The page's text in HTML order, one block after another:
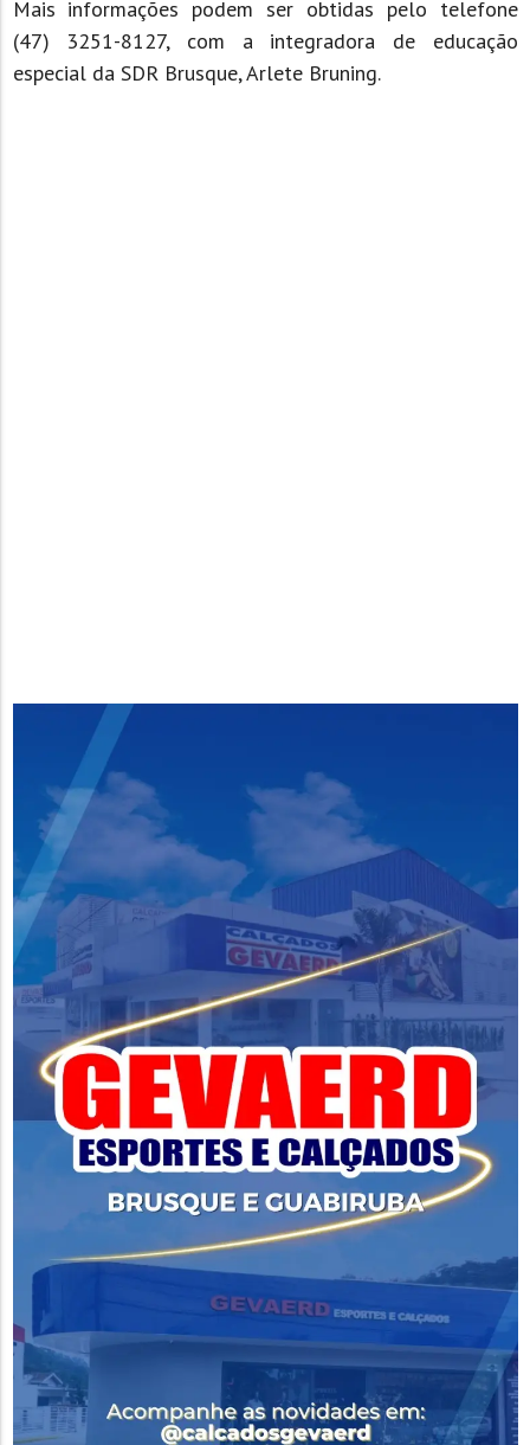
Mais informações podem ser obtidas pelo telefone
(47) 3251-8127, com a integradora de educação
especial da SDR Brusque, Arlete Bruning.